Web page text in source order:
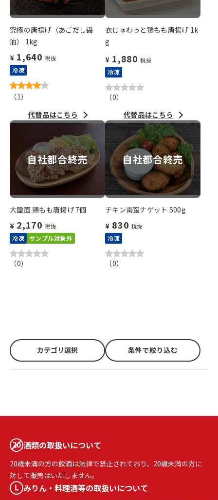
究極の唐揚げ（あごだし醤
油） 1kg
¥ 1,640 税抜
冷凍
（1）
代替品はこちら
衣じゅわっと鶏もも唐揚げ 1k
g
¥ 1,880 税抜
冷凍
（0）
代替品はこちら
自社都合終売
大盤面 鶏もも唐揚げ 7個
¥ 2,170 税抜
冷凍 サンプル対象外
（0）
自社都合終売
チキン南蛮ナゲット 500g
¥ 830 税抜
冷凍
（0）
カテゴリ選択 条件で絞り込む
酒類の取扱いについて
20歳未満の方の飲酒は法律で禁止されており、20歳未満の方に
対して販売はいたしません。
みりん・料理酒等の取扱いについて